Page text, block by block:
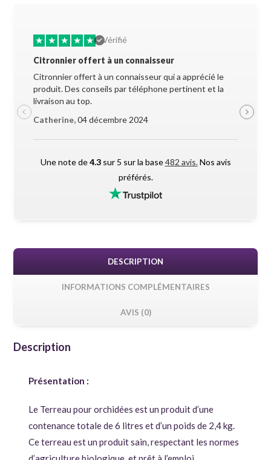
★ ★ ★ ★ ★
Vérifié
Citronnier offert à un connaisseur
Citronnier offert à un connaisseur qui a apprécié le
produit. Des conseils par téléphone pertinent et la
livraison au top.
Catherine,04 décembre 2024
Une note de4.3sur 5 sur la base482 avis.Nos avis
préférés.
DESCRIPTION
INFORMATIONS COMPLÉMENTAIRES
AVIS (0)
Description
Présentation :
Le Terreau pour orchidées est un produit d’une
contenance totale de 6 litres et d’un poids de 2,4 kg.
Ce terreau est un produit sain, respectant les normes